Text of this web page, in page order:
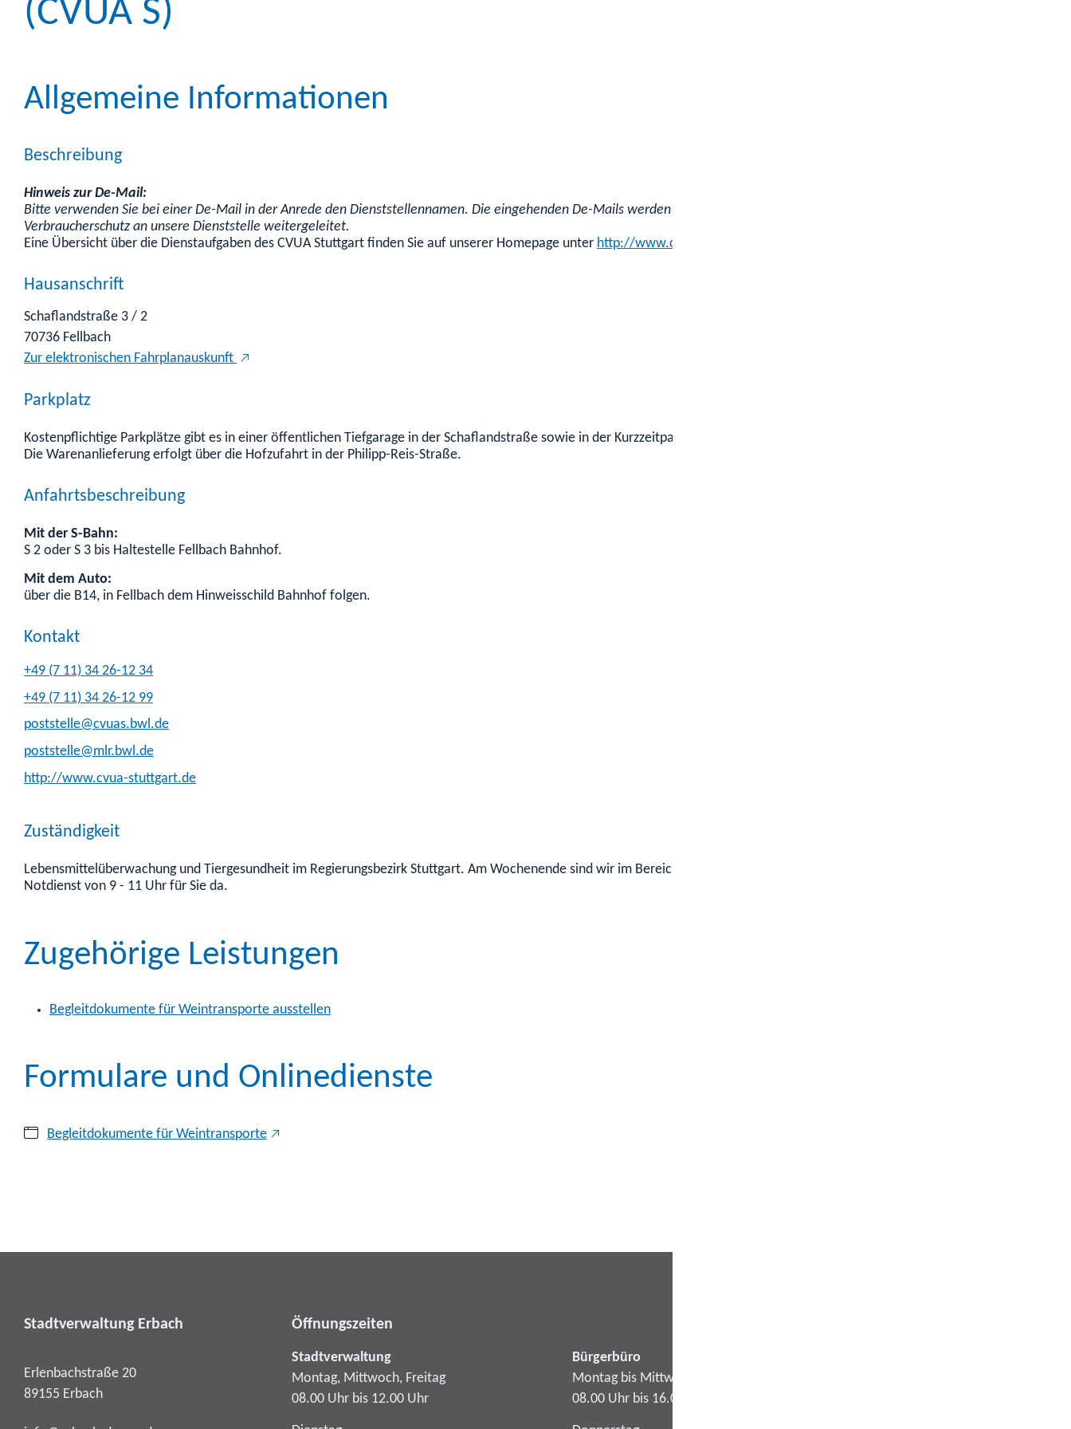
(CVUA S)
Allgemeine Informationen
Beschreibung
Hinweis zur De-Mail:
Bitte verwenden Sie bei einer De-Mail in der Anrede den Dienststellennamen. Die eingehenden De-Mails werden über das Ministerium für Ernährung, Ländlichen Raum und
Verbraucherschutz an unsere Dienststelle weitergeleitet.
Eine Übersicht über die Dienstaufgaben des CVUA Stuttgart finden Sie auf unserer Homepage unter http://www.cvuas.de/pub/beitrag.asp?subid=1&Thema_ID=1&ID=171
Hausanschrift
Schaflandstraße 3 / 2
70736 Fellbach
Zur elektronischen Fahrplanauskunft
Parkplatz
Kostenpflichtige Parkplätze gibt es in einer öffentlichen Tiefgarage in der Schaflandstraße sowie in der Kurzzeitparkzone am Fellbacher Bahnhof.
Die Warenanlieferung erfolgt über die Hofzufahrt in der Philipp-Reis-Straße.
Anfahrtsbeschreibung
Mit der S-Bahn:
S 2 oder S 3 bis Haltestelle Fellbach Bahnhof.
Mit dem Auto:
über die B14, in Fellbach dem Hinweisschild Bahnhof folgen.
Kontakt
+49 (7 11) 34 26-12 34
+49 (7 11) 34 26-12 99
poststelle@cvuas.bwl.de
poststelle@mlr.bwl.de
http://www.cvua-stuttgart.de
Zuständigkeit
Lebensmittelüberwachung und Tiergesundheit im Regierungsbezirk Stuttgart. Am Wochenende sind wir im Bereich der Mikrobiologie und der tierärztlichen Diagnostik mit einem
Notdienst von 9 - 11 Uhr für Sie da.
Zugehörige Leistungen
Begleitdokumente für Weintransporte ausstellen
Formulare und Onlinedienste
Begleitdokumente für Weintransporte
Stadtverwaltung Erbach
Erlenbachstraße 20
89155 Erbach
Öffnungszeiten
Stadtverwaltung
Montag, Mittwoch, Freitag
08.00 Uhr bis 12.00 Uhr
Bürgerbüro
Montag bis Mittwoch
08.00 Uhr bis 16.00 Uhr